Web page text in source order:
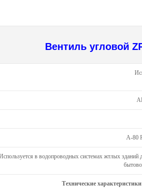
Вентиль угловой
A-80
в водопроводных системах жтлых зданий
Технические